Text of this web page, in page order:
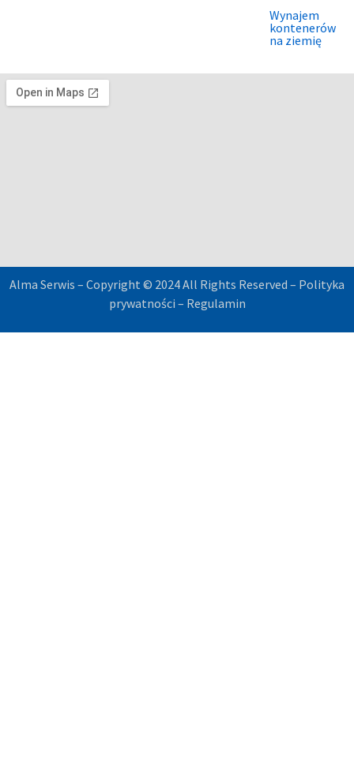
Wynajem
kontenerów
na ziemię
Alma Serwis – Copyright © 2024 All Rights Reserved – Polityka
prywatności – Regulamin